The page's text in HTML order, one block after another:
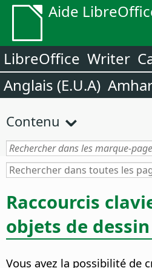
Aide
LibreOffice Writer
Anglais (E.U.A)
Contenu
Raccourcis
objets de dessin
Vous avez la possibilité de